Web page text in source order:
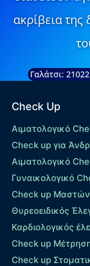
ακρίβεια της
Γαλάτσι:
Check Up
Αιματολογικό
Check up για
Αιματολογικό
Γυναικολογικό
Check up Μαστών
Θυρεοειδικός
Καρδιολογικός
Check up
Check up